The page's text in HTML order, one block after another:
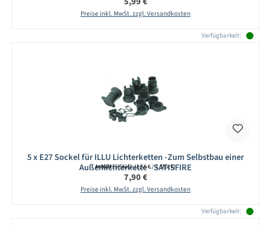
Preise inkl. MwSt. zzgl. Versandkosten
Verfügbarkeit:
5 x E27 Sockel für ILLU Lichterketten -Zum Selbstbau einer
Außenlichterkette - SATISFIRE
Inhalt:5 Stück(1,58 € / 1 Stück)
Regulärer Preis:
7,90 €
Preise inkl. MwSt. zzgl. Versandkosten
Verfügbarkeit: